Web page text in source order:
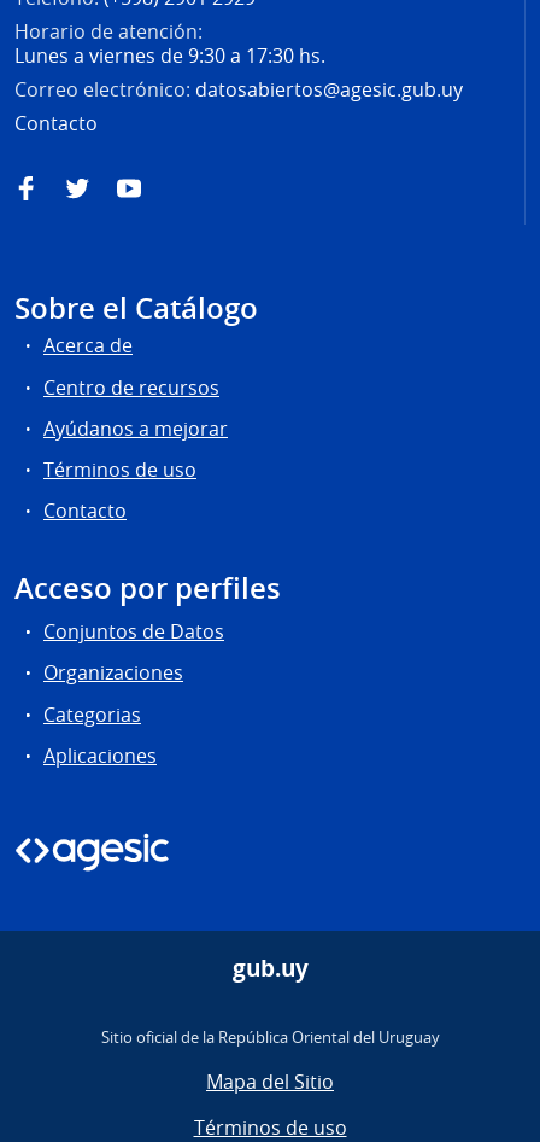
Horario de atención:
Lunes a viernes de 9:30 a 17:30 hs.
Correo electrónico: datosabiertos@agesic.gub.uy
Contacto
FacebookTwitterYouTube
Sobre el Catálogo
Acerca de
Centro de recursos
Ayúdanos a mejorar
Términos de uso
Contacto
Acceso por perfiles
Conjuntos de Datos
Organizaciones
Categorias
Aplicaciones
gub.uy
Sitio oficial de la República Oriental del Uruguay
Mapa del Sitio
Términos de uso